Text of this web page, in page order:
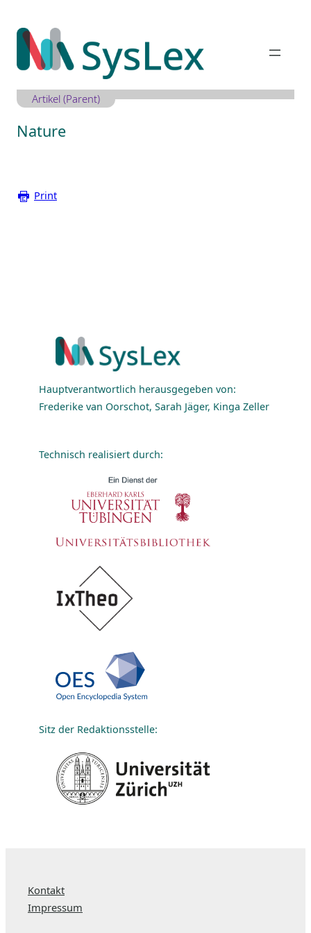
Inhalt
springen
Artikel (Parent)
Nature
Print
Hauptverantwortlich herausgegeben von:
Frederike van Oorschot, Sarah Jäger, Kinga Zeller
Technisch realisiert durch:
Sitz der Redaktionsstelle:
Kontakt
Impressum